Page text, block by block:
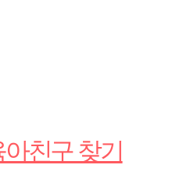
친구 찾기